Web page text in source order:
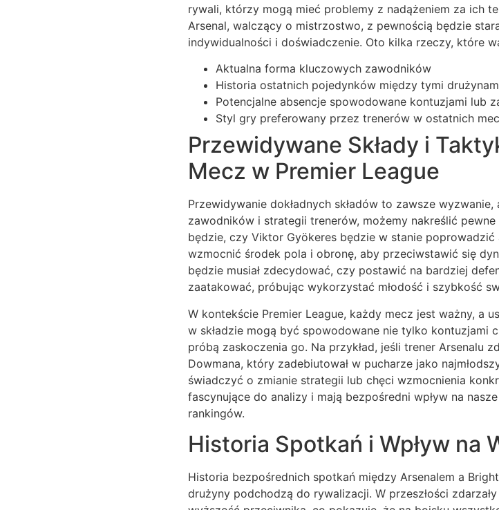
rywali, którzy mogą mieć problemy z nadążeniem za ich
Arsenal, walczący o mistrzostwo, z pewnością będzie
indywidualności i doświadczenie. Oto kilka rzeczy, które
Aktualna forma kluczowych zawodników
Historia ostatnich pojedynków między tymi
Potencjalne absencje spowodowane kontuzjami lub
Styl gry preferowany przez trenerów w ostatnich
Przewidywane Składy i
Mecz w Premier League
Przewidywanie dokładnych składów to zawsze
zawodników i strategii trenerów, możemy nakreślić
będzie, czy Viktor Gyökeres będzie w stanie
wzmocnić środek pola i obronę, aby przeciwstawić się
będzie musiał zdecydować, czy postawić na bardziej
zaatakować, próbując wykorzystać młodość i szybkość
W kontekście Premier League, każdy mecz jest ważny, a
w składzie mogą być spowodowane nie tylko kontuzjami
próbą zaskoczenia go. Na przykład, jeśli trener Arsenalu
Dowmana, który zadebiutował w pucharze jako
świadczyć o zmianie strategii lub chęci wzmocnienia
fascynujące do analizy i mają bezpośredni wpływ na
rankingów.
Historia Spotkań i Wpływ na
Historia bezpośrednich spotkań między Arsenalem a
drużyny podchodzą do rywalizacji. W przeszłości